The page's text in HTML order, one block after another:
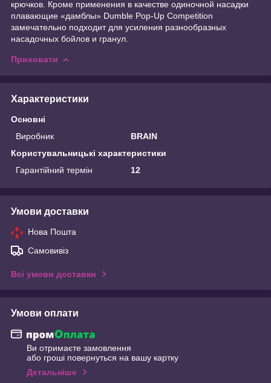
крючков. Кроме применения в качестве одиночной насадки
плавающие «дамблы» Dumble Pop-Up Competition
замечательно подходит для усиления разнообразных
насадочных бойлов и гранул.
Приховати
Характеристики
Основні
Виробник
BRAIN
Користувальницькі характеристики
Гарантійний термін
12
Умови доставки
Нова Пошта
Самовивіз
Всі умови доставки
Умови оплати
Ви отримаєте замовлення
або гроші повернуться на вашу картку
Детальніше